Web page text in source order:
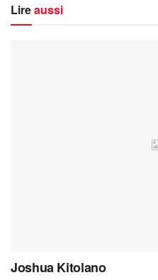
Lireaussi
Joshua Kitolano